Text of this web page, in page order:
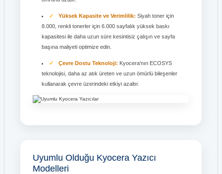
Yüksek Kapasite ve Verimlilik: Siyah toner için
8.000, renkli tonerler için 6.000 sayfalık yüksek baskı
kapasitesi ile daha uzun süre kesintisiz çalışın ve sayfa
başına maliyeti optimize edin.
Çevre Dostu Teknoloji: Kyocera'nın ECOSYS
teknolojisi, daha az atık üreten ve uzun ömürlü bileşenler
kullanarak çevre üzerindeki etkiyi azaltır.
Uyumlu Olduğu Kyocera Yazıcı
Modelleri